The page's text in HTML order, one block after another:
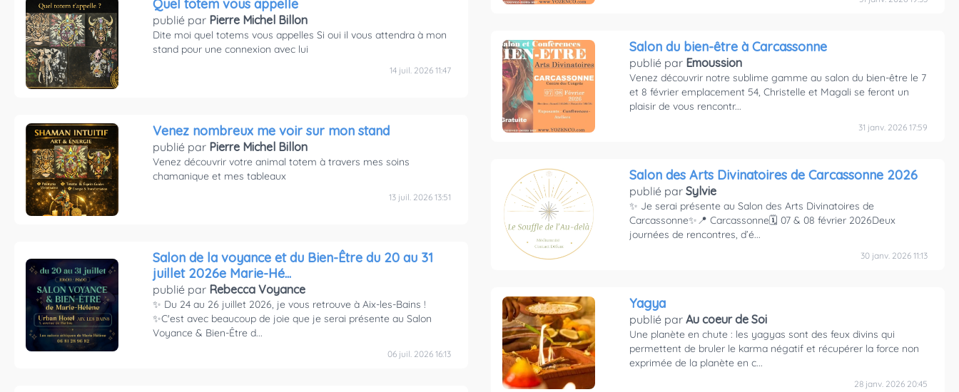
Quel totem vous appelle
publié par Pierre Michel Billon
Dite moi quel totems vous appelles Si oui il vous attendra à mon
stand pour une connexion avec lui
14 juil. 2026 11:47
Venez nombreux me voir sur mon stand
publié par Pierre Michel Billon
Venez découvrir votre animal totem à travers mes soins
chamanique et mes tableaux
13 juil. 2026 13:51
Salon de la voyance et du Bien-Être du 20 au 31
juillet 2026e Marie-Hé...
publié par Rebecca Voyance
✨ Du 24 au 26 juillet 2026, je vous retrouve à Aix-les-Bains !
✨C'est avec beaucoup de joie que je serai présente au Salon
Voyance & Bien-Être d...
06 juil. 2026 16:13
Salon du bien-être à Carcassonne
publié par Emoussion
Venez découvrir notre sublime gamme au salon du bien-être le 7
et 8 février emplacement 54, Christelle et Magali se feront un
plaisir de vous rencontr...
31 janv. 2026 17:59
Salon des Arts Divinatoires de Carcassonne 2026
publié par Sylvie
✨ Je serai présente au Salon des Arts Divinatoires de
Carcassonne✨📍 Carcassonne🗓 07 & 08 février 2026Deux
journées de rencontres, d’é...
30 janv. 2026 11:13
Yagya
publié par Au coeur de Soi
Une planète en chute : les yagyas sont des feux divins qui
permettent de bruler le karma négatif et récupérer la force non
exprimée de la planète en c...
28 janv. 2026 20:45